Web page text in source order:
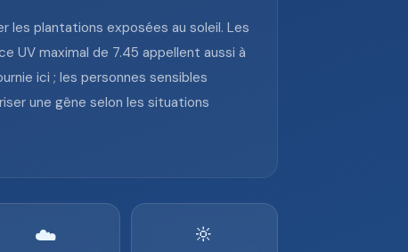
les plantations exposées au soleil. Les
UV maximal de 7.45 appellent aussi à
ici ; les personnes sensibles
une gêne selon les situations
☁️ 🔆